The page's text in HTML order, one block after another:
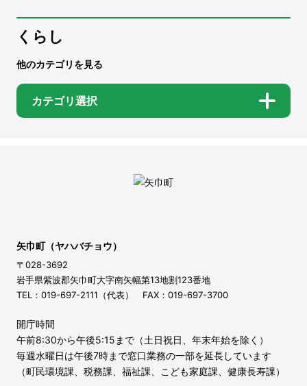
くらし
他のカテゴリを見る
カテゴリ選択
矢巾町（ヤハバチョウ）
〒028-3692
岩手県紫波郡矢巾町大字南矢幅第13地割123番地
TEL：019-697-2111（代表） FAX：019-697-3700
開庁時間
午前8:30から午後5:15まで（土日祝日、年末年始を除く）
毎週水曜日は午後7時まで窓口業務の一部を延長しています
（町民環境課、税務課、福祉課、こども家庭課、健康長寿課）